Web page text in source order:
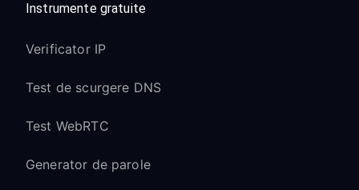
Instrumente gratuite
Verificator IP
Test de scurgere DNS
Test WebRTC
Generator de parole